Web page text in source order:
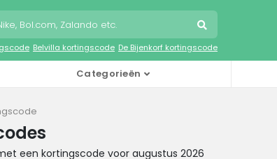
Belvilla kortingscode De Bijenkorf kortingscode
Categorieën
een kortingscode voor augustus 2026